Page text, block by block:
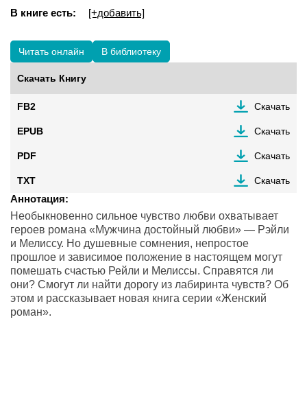
В книге есть: [+добавить]
Читать онлайн В библиотеку
Скачать Книгу
FB2 Скачать
EPUB Скачать
PDF Скачать
TXT Скачать
Аннотация:
Необыкновенно сильное чувство любви охватывает
героев романа «Мужчина достойный любви» — Рэйли
и Мелиссу. Но душевные сомнения, непростое
прошлое и зависимое положение в настоящем могут
помешать счастью Рейли и Мелиссы. Справятся ли
они? Смогут ли найти дорогу из лабиринта чувств? Об
этом и рассказывает новая книга серии «Женский
роман».